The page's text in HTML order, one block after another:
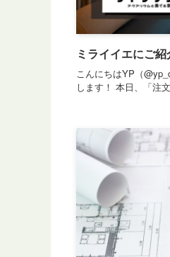
ミライイエにご
こんにちはYP（
します！ 本日、「注